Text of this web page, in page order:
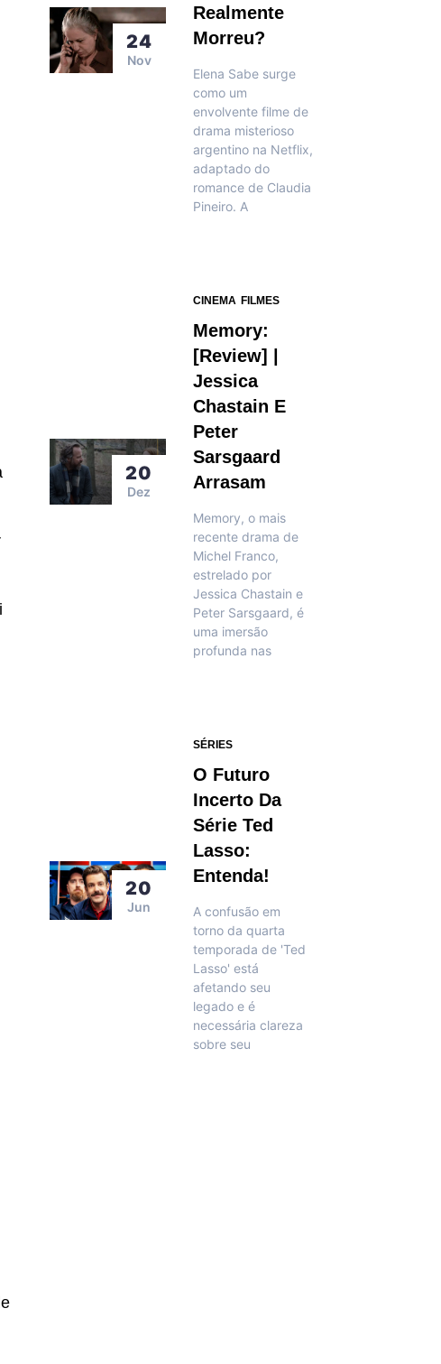
24
Nov
Realmente
Morreu?
Elena Sabe surge
como um
envolvente filme de
drama misterioso
argentino na Netflix,
adaptado do
romance de Claudia
Pineiro. A
20
Dez
CINEMA FILMES
Memory:
[Review] |
Jessica
Chastain E
Peter
Sarsgaard
Arrasam
Memory, o mais
recente drama de
Michel Franco,
estrelado por
Jessica Chastain e
Peter Sarsgaard, é
uma imersão
profunda nas
20
Jun
SÉRIES
O Futuro
Incerto Da
Série Ted
Lasso:
Entenda!
A confusão em
torno da quarta
temporada de 'Ted
Lasso' está
afetando seu
legado e é
necessária clareza
sobre seu